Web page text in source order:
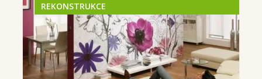
REKONSTRUKCE